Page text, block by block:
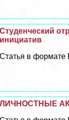
Студенческий
инициатив
Статья в формате
ЛИЧНОСТНЫЕ